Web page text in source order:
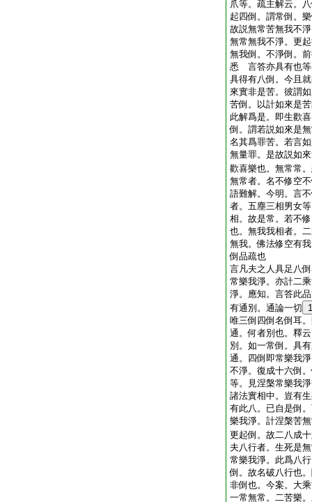
爪等。疏主解云。
起四倒。謂常倒。
故説無常苦無我不
無常無我不淨。更
無我倒。不淨倒。
悉 言答亦具有也等
具得有八倒。今且
來實非是苦。彼謂
苦倒。以計如來是
此解爲是。即生歡
倒。謂若説如來是
名其爲罪苦。若言
無量罪。是故説如
歡喜樂也。無常常
無常者。名不修空
語難解。今明。言
者。五塵三相男女
相。故是常。若不
也。無我我相者。
無我。佛法修空有
倒品疏也
言凡夫之人具足八
常樂我淨。亦計二
淨。應知。言答此
有通別。通論一切
1
唯三倒四倒名倒耳
通。何者別也。釋
別。如一常倒。具
通。四倒即常樂我
不淨。復成十六倒
等。見涅槃常樂我
諸法實相中。豈有
有此八。已自是倒
樂我淨。計涅槃苦
更起倒。故二八成
夫八行者。生死是
常樂我淨。此爲八
倒。故名破八行也
非倒也。今案。大
一常無常。二苦樂